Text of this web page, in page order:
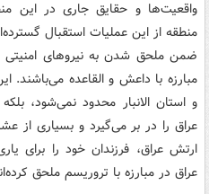
واقعیت‌ها و حقایق جاری در این
منطقه از این عملیات استقبال
ضمن ملحق شدن به نیروهای امنیتی
مبارزه با داعش و القاعده می‌باشند.
و استان الانبار محدود نمی‌شود،
عراق را در بر می‌گیرد و بسیاری از
ارتش عراق، فرزندان خود را برای
عراق در مبارزه با تروریسم ملحق